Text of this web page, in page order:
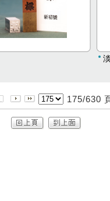
175/630